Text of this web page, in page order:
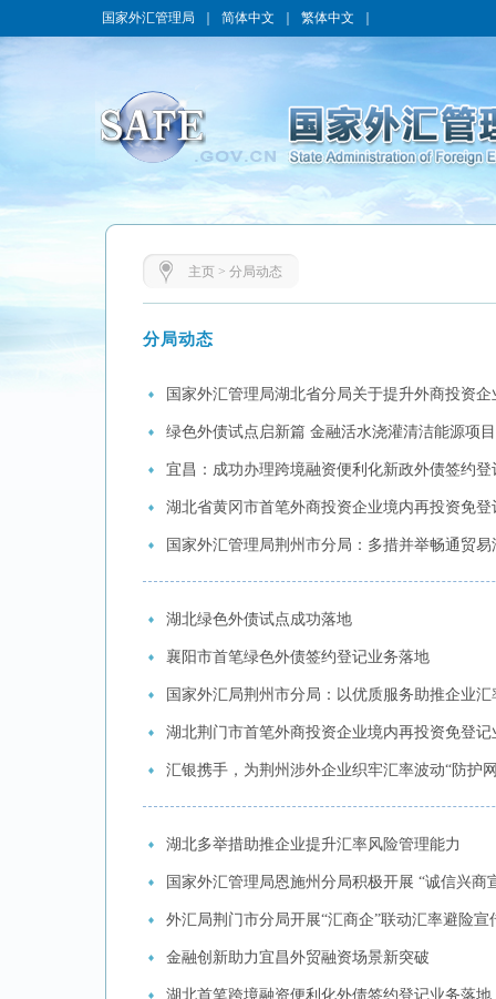
国家外汇管理局 简体中文 繁体中文
主页> 分局动态
分局动态
国家外汇管理局湖北省分局关于提升外商投资
绿色外债试点启新篇 金融活水浇灌清洁能源项目
宜昌：成功办理跨境融资便利化新政外债签约登
湖北省黄冈市首笔外商投资企业境内再投资免
国家外汇管理局荆州市分局：多措并举畅通贸易
湖北绿色外债试点成功落地
襄阳市首笔绿色外债签约登记业务落地
国家外汇局荆州市分局：以优质服务助推企业
湖北荆门市首笔外商投资企业境内再投资免登记
汇银携手，为荆州涉外企业织牢汇率波动“防护
湖北多举措助推企业提升汇率风险管理能力
国家外汇管理局恩施州分局积极开展 “诚信兴商
外汇局荆门市分局开展“汇商企”联动汇率避险宣
金融创新助力宜昌外贸融资场景新突破
湖北首笔跨境融资便利化外债签约登记业务落地